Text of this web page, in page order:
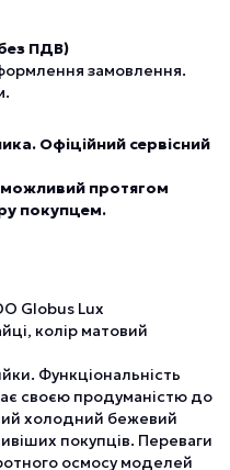
ПДВ)
замовлення.
Офіційний сервісний
можливий протягом
покупцем.
Globus Lux
колір матовий
Функціональність
своєю продуманістю до
холодний бежевий
покупців. Переваги
осмосу моделей